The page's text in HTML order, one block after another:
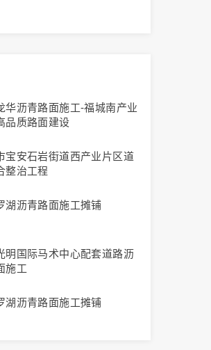
华沥青路面施工-福城南产业
品质路面建设
宝安石岩街道西产业片区道
整治工程
湖沥青路面施工摊铺
明国际马术中心配套道路沥
施工
湖沥青路面施工摊铺